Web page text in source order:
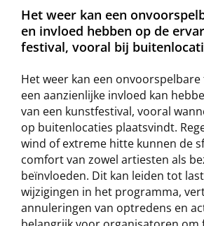
Het weer kan een
en invloed hebben op de
festival, vooral bij
Het weer kan een
een aanzienlijke invloed kan
van een kunstfestival, vooral
op buitenlocaties plaatsvindt.
wind of extreme hitte kunnen de
comfort van zowel artiesten als
beïnvloeden. Dit kan leiden tot
wijzigingen in het programma,
annuleringen van optredens en